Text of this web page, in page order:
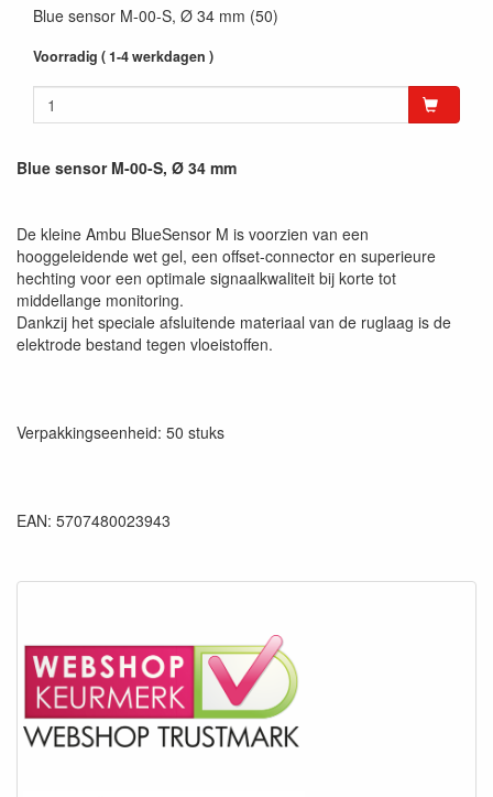
Blue sensor M-00-S, Ø 34 mm (50)
Voorradig ( 1-4 werkdagen )
Blue sensor M-00-S, Ø 34 mm
De kleine Ambu BlueSensor M is voorzien van een
hooggeleidende wet gel, een offset-connector en superieure
hechting voor een optimale signaalkwaliteit bij korte tot
middellange monitoring.
Dankzij het speciale afsluitende materiaal van de ruglaag is de
elektrode bestand tegen vloeistoffen.
Verpakkingseenheid: 50 stuks
EAN: 5707480023943